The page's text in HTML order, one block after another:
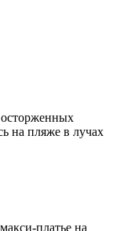
на пляже в лучах
платье на